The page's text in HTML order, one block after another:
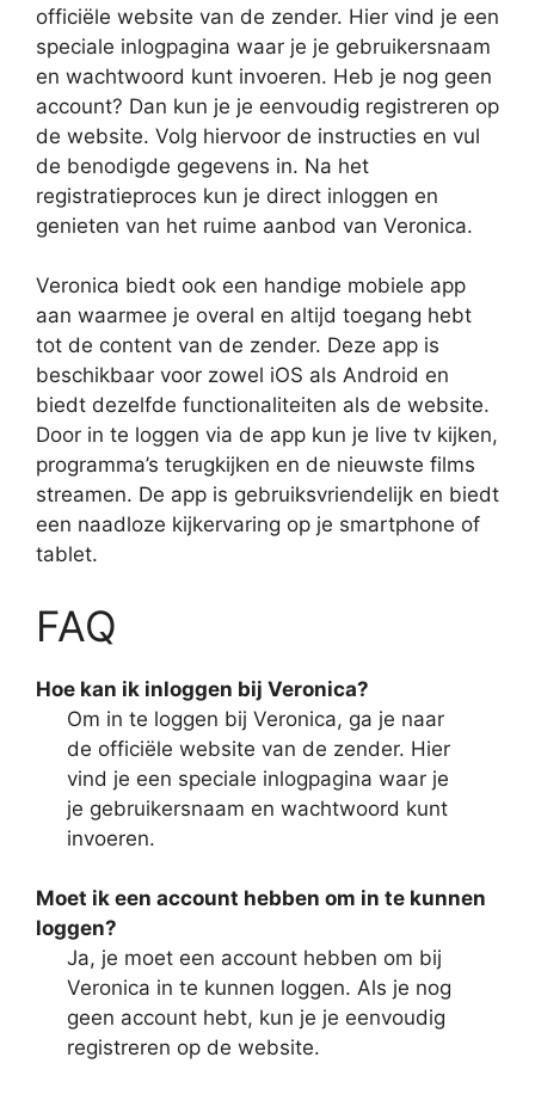
officiële website van de zender. Hier vind je een
speciale inlogpagina waar je je gebruikersnaam
en wachtwoord kunt invoeren. Heb je nog geen
account? Dan kun je je eenvoudig registreren op
de website. Volg hiervoor de instructies en vul
de benodigde gegevens in. Na het
registratieproces kun je direct inloggen en
genieten van het ruime aanbod van Veronica.
Veronica biedt ook een handige mobiele app
aan waarmee je overal en altijd toegang hebt
tot de content van de zender. Deze app is
beschikbaar voor zowel iOS als Android en
biedt dezelfde functionaliteiten als de website.
Door in te loggen via de app kun je live tv kijken,
programma’s terugkijken en de nieuwste films
streamen. De app is gebruiksvriendelijk en biedt
een naadloze kijkervaring op je smartphone of
tablet.
FAQ
Hoe kan ik inloggen bij Veronica?
Om in te loggen bij Veronica, ga je naar
de officiële website van de zender. Hier
vind je een speciale inlogpagina waar je
je gebruikersnaam en wachtwoord kunt
invoeren.
Moet ik een account hebben om in te kunnen
loggen?
Ja, je moet een account hebben om bij
Veronica in te kunnen loggen. Als je nog
geen account hebt, kun je je eenvoudig
registreren op de website.